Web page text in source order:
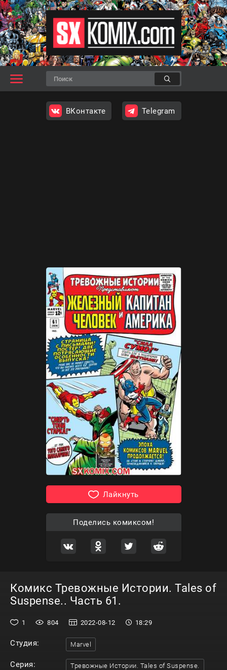
ВКонтакте Telegram
Лайкнуть
Поделись комиксом!
Комикс Тревожные Истории. Tales of
Suspense.. Часть 61.
1 804 2022-08-12 18:29
Студия: Marvel
Серия: Тревожные Истории. Tales of Suspense.